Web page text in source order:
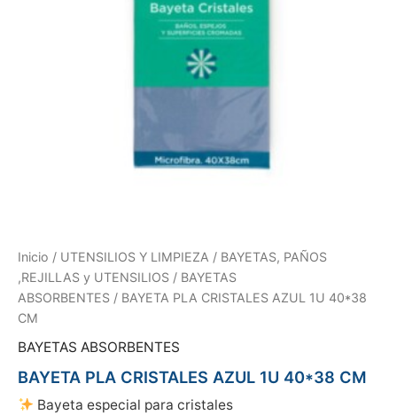
Inicio / UTENSILIOS Y LIMPIEZA / BAYETAS, PAÑOS
,REJILLAS y UTENSILIOS / BAYETAS
ABSORBENTES / BAYETA PLA CRISTALES AZUL 1U 40*38
CM
BAYETAS ABSORBENTES
BAYETA PLA CRISTALES AZUL 1U 40*38 CM
Bayeta especial para cristales